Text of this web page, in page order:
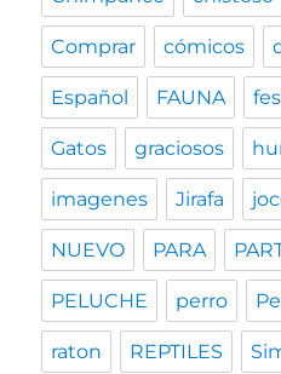
Comprar cómicos
Español FAUNA
Gatos graciosos
imagenes Jirafa
NUEVO PARA
PELUCHE perro
raton REPTILES